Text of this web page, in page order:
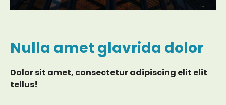
Nulla amet glavrida dolor
Dolor sit amet, consectetur adipiscing elit elit
tellus!